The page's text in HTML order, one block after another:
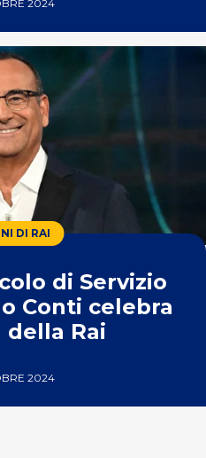
2024
DI RAI
di Servizio
Conti celebra
della Rai
2024